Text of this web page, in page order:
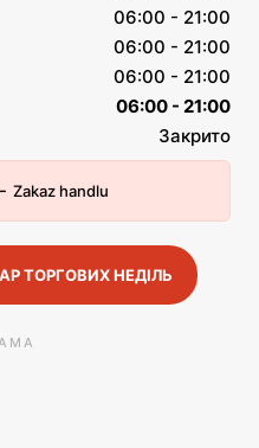
06:00 - 21:00
06:00 - 21:00
06:00 - 21:00
06:00 - 21:00
Закрито
- Zakaz handlu
ТОРГОВИХ НЕДІЛЬ